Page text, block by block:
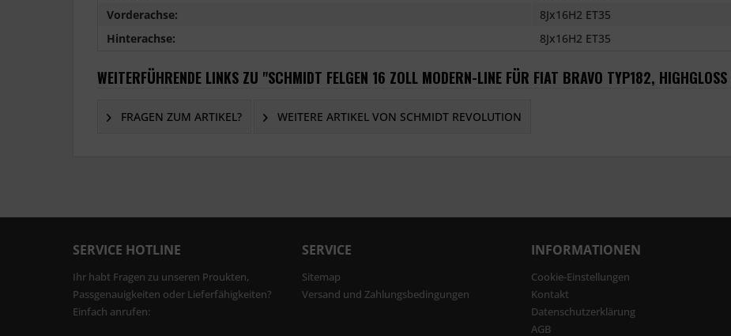
Vorderachse:
8Jx16H2 ET35
Hinterachse:
8Jx16H2 ET35
WEITERFÜHRENDE LINKS ZU "SCHMIDT FELGEN 16 ZOLL MODERN-LINE FÜR FIAT BRAVO TYP182,
FRAGEN ZUM ARTIKEL? WEITERE ARTIKEL VON SCHMIDT REVOLUTION
SERVICE HOTLINE
Ihr habt Fragen zu unseren Proukten,
Passgenauigkeiten oder Lieferfähigkeiten?
Einfach anrufen:
SERVICE
Sitemap
Versand und Zahlungsbedingungen
INFORMATIONEN
Cookie-Einstellungen
Kontakt
Datenschutzerklärung
AGB